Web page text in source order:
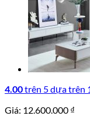
4.00trên 5 dựa trên
Giá: 12.600.000 ₫